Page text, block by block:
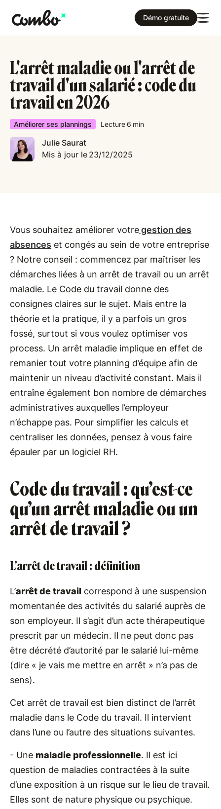
Démo gratuite
L'arrêt maladie ou l'arrêt de
travail d'un salarié : code du
travail en 2026
Améliorer ses plannings Lecture 6 min
Julie Saurat
Mis à jour le 23/12/2025
Vous souhaitez améliorer votregestion des
absences et congés au sein de votre entreprise
? Notre conseil : commencez par maîtriser les
démarches liées à un arrêt de travail ou un arrêt
maladie. Le Code du travail donne des
consignes claires sur le sujet. Mais entre la
théorie et la pratique, il y a parfois un gros
fossé, surtout si vous voulez optimiser vos
process. Un arrêt maladie implique en effet de
remanier tout votre planning d’équipe afin de
maintenir un niveau d’activité constant. Mais il
entraîne également bon nombre de démarches
administratives auxquelles l’employeur
n’échappe pas. Pour simplifier les calculs et
centraliser les données, pensez à vous faire
épauler par un logiciel RH.
Code du travail : qu’est-ce
qu’un arrêt maladie ou un
arrêt de travail ?
L’arrêt de travail : définition
L’arrêt de travail correspond à une suspension
momentanée des activités du salarié auprès de
son employeur. Il s’agit d’un acte thérapeutique
prescrit par un médecin. Il ne peut donc pas
être décrété d’autorité par le salarié lui-même
(dire « je vais me mettre en arrêt » n’a pas de
sens).
Cet arrêt de travail est bien distinct de l’arrêt
maladie dans le Code du travail. Il intervient
dans l’une ou l’autre des situations suivantes.
- Une maladie professionnelle. Il est ici
question de maladies contractées à la suite
d’une exposition à un risque sur le lieu de travail.
Elles sont de nature physique ou psychique.